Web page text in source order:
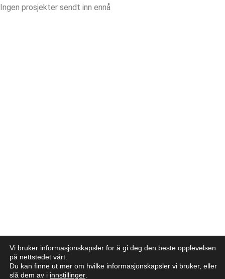
Ingen prosjekter sendt inn ennå
Vi bruker informasjonskapsler for å gi deg den beste opplevelsen
på nettstedet vårt.
Du kan finne ut mer om hvilke informasjonskapsler vi bruker, eller
slå dem av i innstillinger